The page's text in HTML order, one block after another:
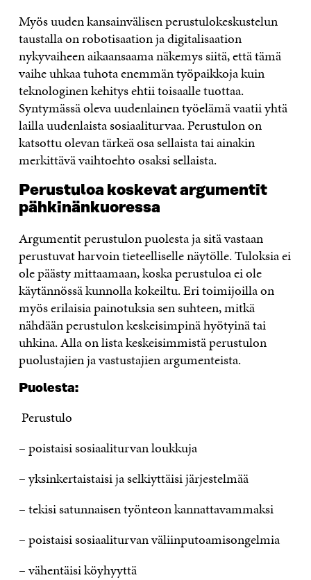
Myös uuden kansainvälisen perustulokeskustelun
taustalla on robotisaation ja digitalisaation
nykyvaiheen aikaansaama näkemys siitä, että tämä
vaihe uhkaa tuhota enemmän työpaikkoja kuin
teknologinen kehitys ehtii toisaalle tuottaa.
Syntymässä oleva uudenlainen työelämä vaatii yhtä
lailla uudenlaista sosiaaliturvaa. Perustulon on
katsottu olevan tärkeä osa sellaista tai ainakin
merkittävä vaihtoehto osaksi sellaista.
Perustuloa koskevat argumentit
pähkinänkuoressa
Argumentit perustulon puolesta ja sitä vastaan
perustuvat harvoin tieteelliselle näytölle. Tuloksia ei
ole päästy mittaamaan, koska perustuloa ei ole
käytännössä kunnolla kokeiltu. Eri toimijoilla on
myös erilaisia painotuksia sen suhteen, mitkä
nähdään perustulon keskeisimpinä hyötyinä tai
uhkina. Alla on lista keskeisimmistä perustulon
puolustajien ja vastustajien argumenteista.
Puolesta:
Perustulo
– poistaisi sosiaaliturvan loukkuja
– yksinkertaistaisi ja selkiyttäisi järjestelmää
– tekisi satunnaisen työnteon kannattavammaksi
– poistaisi sosiaaliturvan väliinputoamisongelmia
– vähentäisi köyhyyttä